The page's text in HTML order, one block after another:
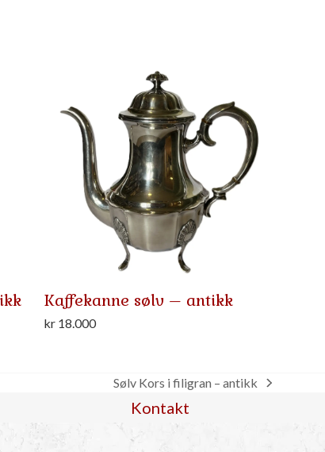
Kaffekanne sølv – antikk
kr 18.000
next
post:
Sølv Kors i filigran – antikk
Kontakt